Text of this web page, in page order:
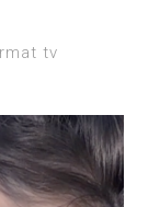
tv